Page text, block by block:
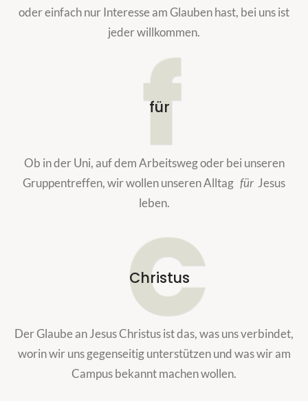
oder einfach nur Interesse am Glauben hast, bei uns ist
jeder willkommen.
für
f
Ob in der Uni, auf dem Arbeitsweg oder bei unseren
Gruppentreffen, wir wollen unseren Alltag für Jesus
leben.
Christus
C
Der Glaube an Jesus Christus ist das, was uns verbindet,
worin wir uns gegenseitig unterstützen und was wir am
Campus bekannt machen wollen.